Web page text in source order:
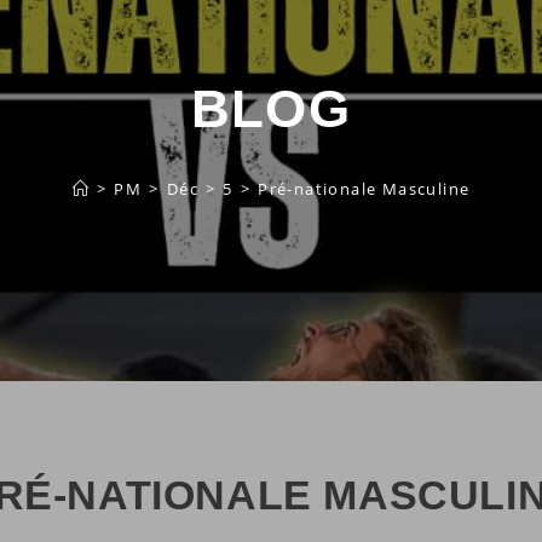
searchBLOG
> PM > Déc > 5 > Pré-nationale Masculine
NATIONALE